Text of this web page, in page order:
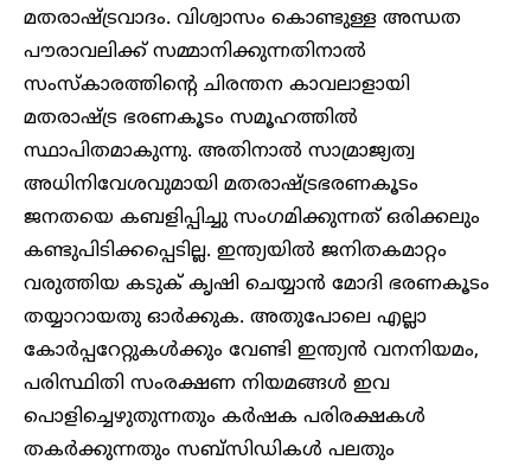
മതരാഷ്ട്രവാദം. വിശ്വാസം കൊണ്ടുള്ള അന്ധത
പൗരാവലിക്ക് സമ്മാനിക്കുന്നതിനാൽ
സംസ്കാരത്തിന്റെ ചിരന്തന കാവലാളായി
മതരാഷ്ട്ര ഭരണകൂടം സമൂഹത്തിൽ
സ്ഥാപിതമാകുന്നു. അതിനാൽ സാമ്രാജ്യത്വ
അധിനിവേശവുമായി മതരാഷ്ട്രഭരണകൂടം
ജനതയെ കബളിപ്പിച്ചു സംഗമിക്കുന്നത് ഒരിക്കലും
കണ്ടുപിടിക്കപ്പെടില്ല. ഇന്ത്യയിൽ ജനിതകമാറ്റം
വരുത്തിയ കടുക് കൃഷി ചെയ്യാൻ മോദി ഭരണകൂടം
തയ്യാറായതു ഓർക്കുക. അതുപോലെ എല്ലാ
കോർപ്പറേറ്റുകൾക്കും വേണ്ടി ഇന്ത്യൻ വനനിയമം,
പരിസ്ഥിതി സംരക്ഷണ നിയമങ്ങൾ ഇവ
പൊളിച്ചെഴുതുന്നതും കർഷക പരിരക്ഷകൾ
തകർക്കുന്നതും സബ്‌സിഡികൾ പലതും